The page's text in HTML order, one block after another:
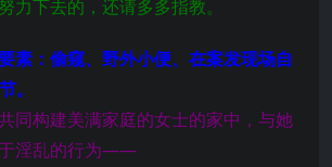
力下去的，还请多多指教。
素：偷窥、野外小便、在案发现场自
。
同构建美满家庭的女士的家中，与她
淫乱的行为——